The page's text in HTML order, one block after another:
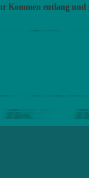
Kommen entlang und